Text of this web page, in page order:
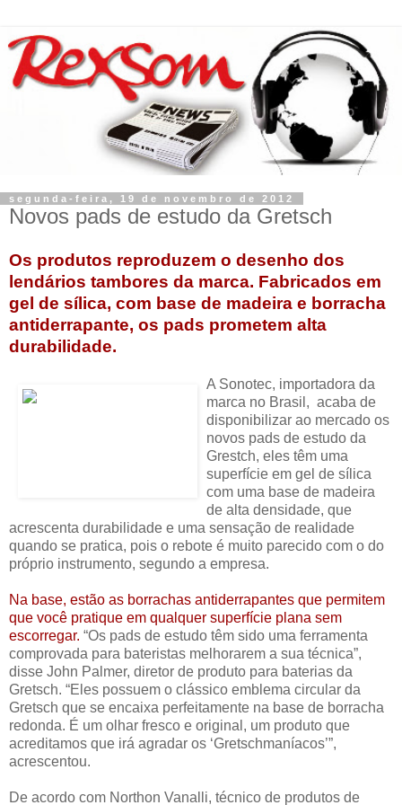
segunda-feira, 19 de novembro de 2012
Novos pads de estudo da Gretsch
Os produtos reproduzem o desenho dos
lendários tambores da marca. Fabricados em
gel de sílica, com base de madeira e borracha
antiderrapante, os pads prometem alta
durabilidade.
A Sonotec, importadora da
marca no Brasil, acaba de
disponibilizar ao mercado os
novos pads de estudo da
Grestch, eles têm uma
superfície em gel de sílica
com uma base de madeira
de alta densidade, que
acrescenta durabilidade e uma sensação de realidade
quando se pratica, pois o rebote é muito parecido com o do
próprio instrumento, segundo a empresa.
Na base, estão as borrachas antiderrapantes que permitem
que você pratique em qualquer superfície plana sem
escorregar. “Os pads de estudo têm sido uma ferramenta
comprovada para bateristas melhorarem a sua técnica”,
disse John Palmer, diretor de produto para baterias da
Gretsch. “Eles possuem o clássico emblema circular da
Gretsch que se encaixa perfeitamente na base de borracha
redonda. É um olhar fresco e original, um produto que
acreditamos que irá agradar os ‘Gretschmaníacos’”,
acrescentou.
De acordo com Northon Vanalli, técnico de produtos de